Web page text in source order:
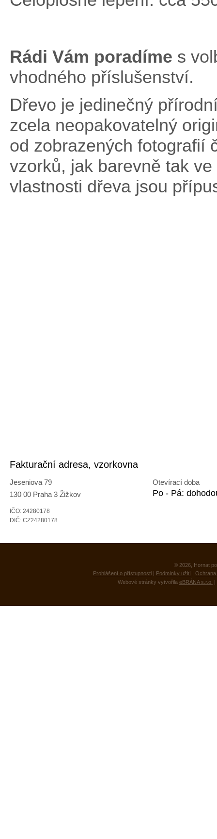
Rádi Vám poradíme s
vhodného příslušenství.
Dřevo je jedinečný
zcela neopakovatelný
od zobrazených fotografií
vzorků, jak barevně tak
vlastnosti dřeva jsou
Fakturační adresa, vzorkovna
Jeseniova 79
130 00 Praha 3 Žižkov
IČO: 24280178
DIČ: CZ24280178
Otevírací doba
Po - Pá:
© 2026, Hornat
Prohlášení o přístupnosti | Podmínky užití |
Webové stránky vytvořila eBRÁNA s.r.o. |